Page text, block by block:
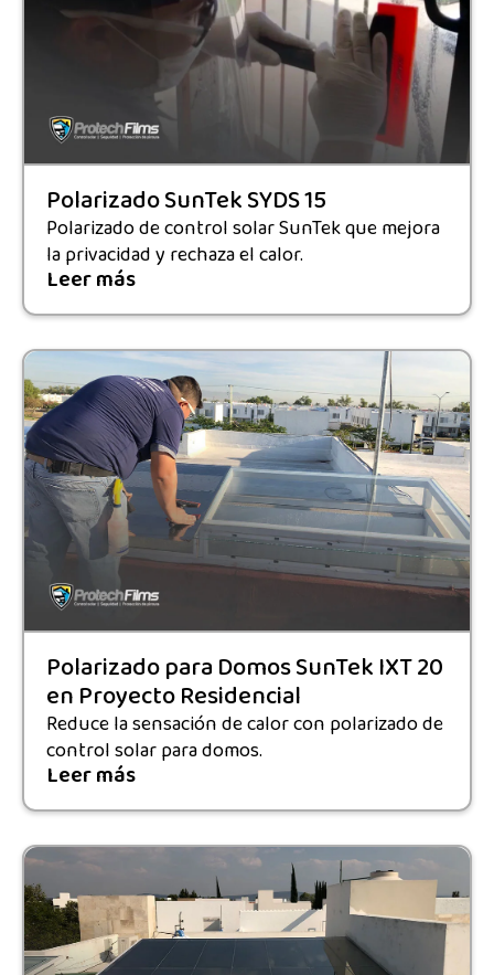
Polarizado SunTek SYDS 15
Polarizado de control solar SunTek que mejora
la privacidad y rechaza el calor.
Leer más
Polarizado para Domos SunTek IXT 20
en Proyecto Residencial
Reduce la sensación de calor con polarizado de
control solar para domos.
Leer más